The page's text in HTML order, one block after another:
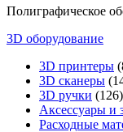
Полиграфическое
3D оборудование
3D принтеры
3D сканеры
3D ручки (126)
Аксессуары и
Расходные